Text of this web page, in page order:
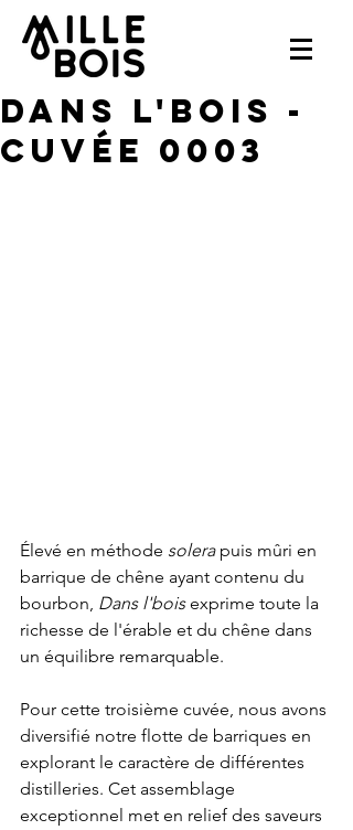
Dans l'bois -
Cuvée 0003
Élevé en méthode solera puis mûri en
barrique de chêne ayant contenu du
bourbon, Dans l'bois exprime toute la
richesse de l'érable et du chêne dans
un équilibre remarquable.
Pour cette troisième cuvée, nous avons
diversifié notre flotte de barriques en
explorant le caractère de différentes
distilleries. Cet assemblage
exceptionnel met en relief des saveurs